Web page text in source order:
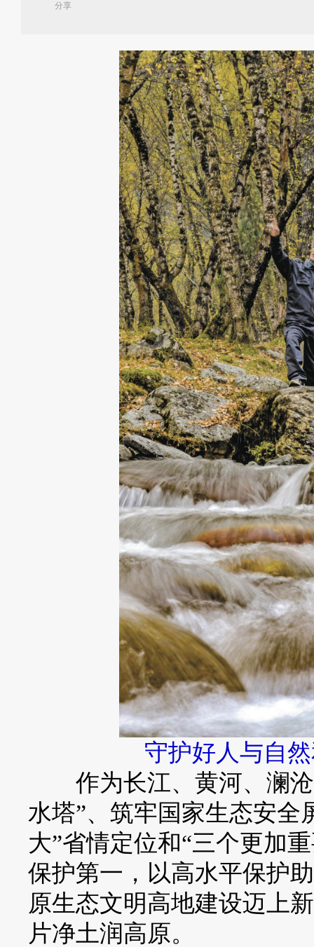
分享
守护好人与自
作为长江、黄河、澜沧
水塔”、筑牢国家生态安全
大”省情定位和“三个更加
保护第一，以高水平保护
原生态文明高地建设迈上
片净土润高原。